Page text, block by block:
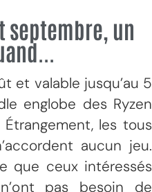
septembre, un
et valable jusqu’au 5
englobe des Ryzen
les tous
aucun jeu.
que ceux intéressés
pas besoin de